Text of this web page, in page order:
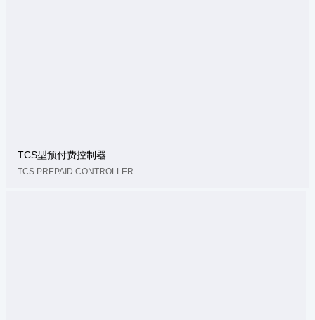
TCS型预付费控制器
TCS PREPAID CONTROLLER